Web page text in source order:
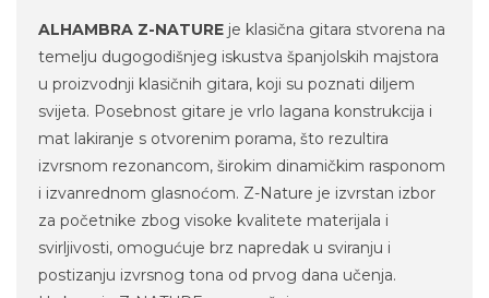
ALHAMBRA Z-NATURE je klasična gitara stvorena na
temelju dugogodišnjeg iskustva španjolskih majstora
u proizvodnji klasičnih gitara, koji su poznati diljem
svijeta. Posebnost gitare je vrlo lagana konstrukcija i
mat lakiranje s otvorenim porama, što rezultira
izvrsnom rezonancom, širokim dinamičkim rasponom
i izvanrednom glasnoćom. Z-Nature je izvrstan izbor
za početnike zbog visoke kvalitete materijala i
svirljivosti, omogućuje brz napredak u sviranju i
postizanju izvrsnog tona od prvog dana učenja.